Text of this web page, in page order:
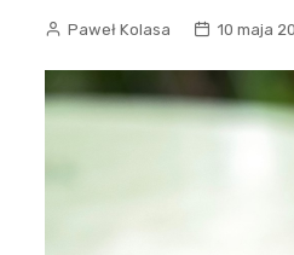
Paweł Kolasa 10 maja